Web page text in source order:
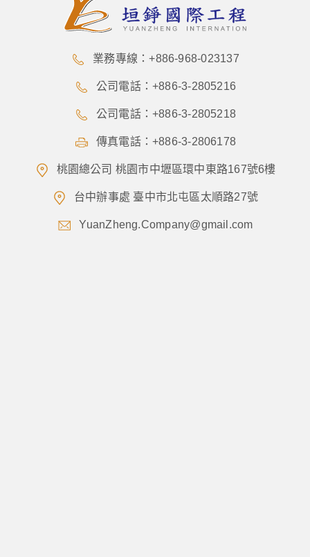
業務專線：+886-968-023137
公司電話：+886-3-2805216
公司電話：+886-3-2805218
傳真電話：+886-3-2806178
桃園總公司 桃園市中壢區環中東路167號6樓
台中辦事處 臺中市北屯區太順路27號
YuanZheng.Company@gmail.com